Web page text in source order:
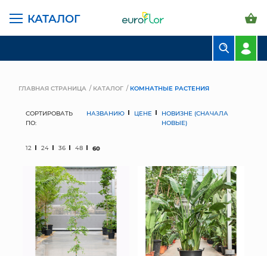
КАТАЛОГ
ГОРШКИ И КАШПО
ГРУНТЫ И УДОБРЕНИЯ
ПРЕДМЕТЫ ИНТЕРЬЕРА
ГЛАВНАЯ СТРАНИЦА КАТАЛОГ КОМНАТНЫЕ РАСТЕНИЯ
СОРТИРОВАТЬ
ПО:
НАЗВАНИЮ ЦЕНЕ
НОВИЗНЕ (СНАЧАЛА
НОВЫЕ)
12 24 36 48 60